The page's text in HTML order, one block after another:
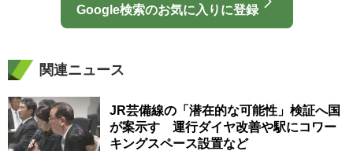
Google検索のお気に入りに登録
関連ニュース
JR芸備線の「潜在的な可能性」検証へ国
が案示す 運行ダイヤ改善や駅にコワー
キングスペース設置など